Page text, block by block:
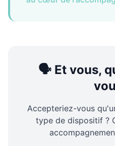
🗣️ Et vous,
Accepteriez-vous
type de dispositif ?